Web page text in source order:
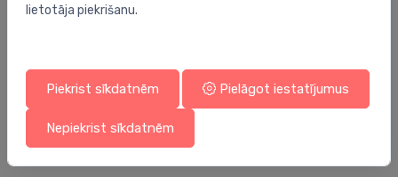
Danfoss Icon
Icon™ telpas termostats ar displeju,
lietotāja piekrišanu.
Piekrist sīkdatnēm Pielāgot iestatījumus
Nepiekrist sīkdatnēm